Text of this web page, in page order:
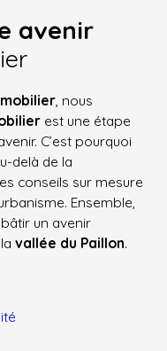
avenir
, nous
est une étape
C’est pourquoi
delà de la
conseils sur mesure
Ensemble,
un avenir
vallée du Paillon.